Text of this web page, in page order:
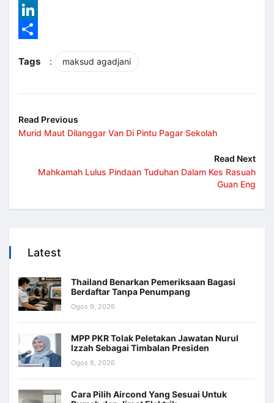
Reddit
LinkedIn
Tags
: maksud agadjani
Read Previous
Murid Maut Dilanggar Van Di Pintu Pagar Sekolah
Read Next
Mahkamah Lulus Pindaan Tuduhan Dalam Kes Rasuah
Guan Eng
Latest
Thailand Benarkan Pemeriksaan Bagasi
Berdaftar Tanpa Penumpang
Ogos 9, 2026
MPP PKR Tolak Peletakan Jawatan Nurul
Izzah Sebagai Timbalan Presiden
Ogos 8, 2026
Cara Pilih Aircond Yang Sesuai Untuk